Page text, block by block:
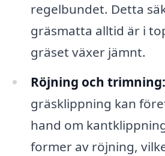
regelbundet. Detta
gräsmatta alltid är i
gräset växer jämnt.
Röjning och trimning:
gräsklippning kan
hand om
former av röjning,